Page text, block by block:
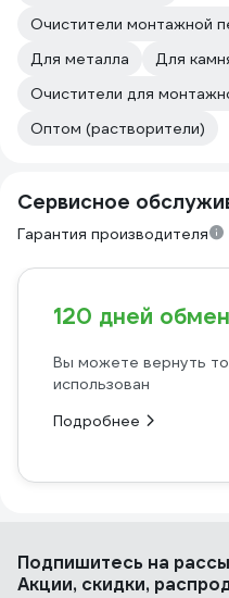
Очистители монтажной
Для металла
Для
Очистители для
Оптом (растворители)
Сервисное
Гарантия производителя
120 дней
Вы можете вернуть
использован
Подробнее
Подпишитесь на
Акции, скидки,